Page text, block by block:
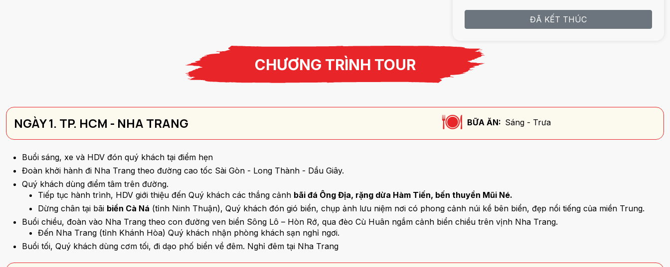
ĐÃ KẾT THÚC
CHƯƠNG TRÌNH TOUR
NGÀY 1. TP. HCM - NHA TRANG BỮA ĂN: Sáng - Trưa
Buổi sáng, xe và HDV đón quý khách tại điểm hẹn
Đoàn khởi hành đi Nha Trang theo đường cao tốc Sài Gòn - Long Thành - Dầu Giây.
Quý khách dùng điểm tâm trên đường.
Tiếp tục hành trình, HDV giới thiệu đến Quý khách các thắng cảnh bãi đá Ông Địa, rặng dừa Hàm Tiến, bến thuyền Mũi Né.
Dừng chân tại bãi biển Cà Ná (tỉnh Ninh Thuận), Quý khách đón gió biển, chụp ảnh lưu niệm nơi có phong cảnh núi kề bên biển, đẹp nổi tiếng của miền Trung.
Buổi chiều, đoàn vào Nha Trang theo con đường ven biển Sông Lô – Hòn Rớ, qua đèo Cù Huân ngắm cảnh biển chiều trên vịnh Nha Trang.
Đến Nha Trang (tỉnh Khánh Hòa) Quý khách nhận phòng khách sạn nghỉ ngơi.
Buổi tối, Quý khách dùng cơm tối, đi dạo phố biển về đêm. Nghỉ đêm tại Nha Trang